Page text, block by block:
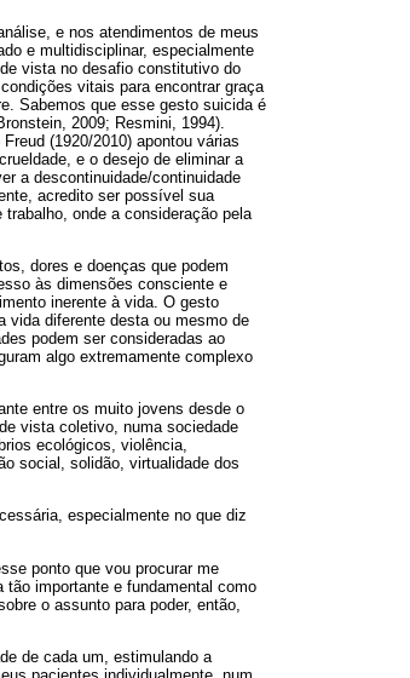
e nos atendimentos de meus
e multidisciplinar, especialmente
vista no desafio constitutivo do
vitais para encontrar graça
Sabemos que esse gesto suicida é
2009; Resmini, 1994).
(1920/2010) apontou várias
e o desejo de eliminar a
a descontinuidade/continuidade
acredito ser possível sua
onde a consideração pela
dores e doenças que podem
às dimensões consciente e
inerente à vida. O gesto
vida diferente desta ou mesmo de
podem ser consideradas ao
algo extremamente complexo
entre os muito jovens desde o
vista coletivo, numa sociedade
ecológicos, violência,
social, solidão, virtualidade dos
especialmente no que diz
ponto que vou procurar me
tão importante e fundamental como
o assunto para poder, então,
de cada um, estimulando a